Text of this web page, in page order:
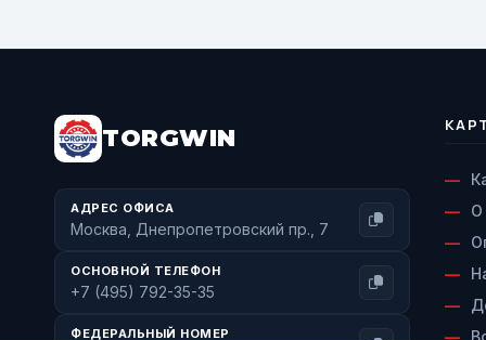
TORGWIN
АДРЕС ОФИСА
Москва, Днепропетровский пр., 7
ОСНОВНОЙ ТЕЛЕФОН
+7 (495) 792-35-35
ФЕДЕРАЛЬНЫЙ НОМЕР
О